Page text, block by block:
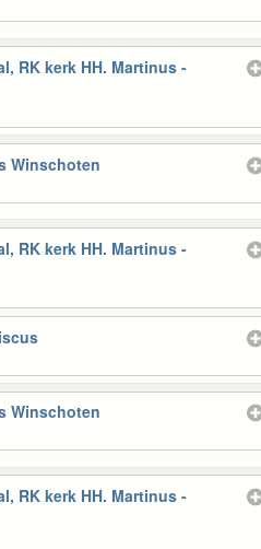
RK kerk HH. Martinus -
Winschoten
RK kerk HH. Martinus -
Winschoten
RK kerk HH. Martinus -